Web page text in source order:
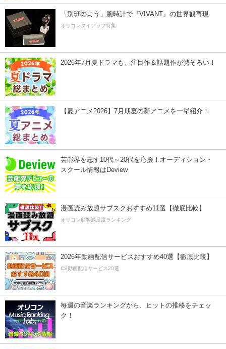
「別班のよう」腕時計で『VIVANT』の世界観再現
オリコンタイアップ特集
2026年7月夏ドラマも、注目作＆話題作が勢ぞろい！
【夏アニメ2026】7月期夏の新アニメを一挙紹介！
芸能界を志す10代～20代を応援！オーディション・
スクール情報はDeview
漫画読み放題サブスクおすすめ11選【徹底比較】
オリコン顧客満足度ランキング
2026年動画配信サービスおすすめ40選【徹底比較】
CS動画配信サービス20選
毎週の音楽ランキングから、ヒットの推移をチェッ
ク！